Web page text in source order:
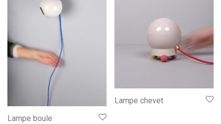
Lampe boule
Lampe chevet